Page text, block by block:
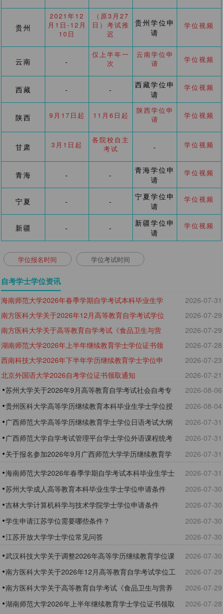
贵州
2021年12
月1日-12月
10日
（原3月27
日）考试推
迟
贵州学位申
请
学位视频
云南 -
仅上半年一
次
云南学位申
请
学位视频
西藏 - -
西藏学位申
请
学位视频
陕西 9月17日起 11月6日起
陕西学位申
请
学位视频
甘肃 3月1日起
各院校自主
考试
- 学位视频
青海 - -
青海学位申
请
学位视频
宁夏 - -
宁夏学位申
请
学位视频
新疆 - -
新疆学位申
请
学位视频
学位报名时间 学位考试时间
自考学士学位资讯
海南师范大学2026年春季学期自学考试本科毕业生学
士学位证书领取通知
2026-07-31
南方医科大学关于2026年12月高等教育自学考试学位
工作的通知
2026-07-29
南方医科大学关于高等教育自学考试《食品卫生与营
养学》专业学位授予问题的特别提醒
2026-07-29
湖南师范大学2026年上半年继续教育学士学位证书领
取通知
2026-07-28
西南科技大学2026年下半年学历继续教育学士学位申
请通知
2026-07-23
北京外国语大学2026自考学位证书领取通知
2026-07-21
苏州大学关于2026年9月高等教育自学考试社会自考专
业本科毕业生学士学位申请的通知
2026-08-06
贵州医科大学高等学历继续教育本科毕业生学士学位授
予工作细则 （2025年修订）
2026-08-04
广西师范大学高等学历继续教育学士学位日语考试大纲
2026-07-31
广西师范大学自学考试管理平台学士学位外语课程统考
报名流程指南
2026-07-31
关于报名参加2026年9月广西师范大学学历继续教育学
士学位外语课程统考的通知
2026-07-31
海南师范大学2026年春季学期自学考试本科毕业生学士
学位证书领取通知
2026-07-31
苏州大学成人高等教育本科毕业生学士学位申请条件
2026-07-30
吉林大学计算机科学与技术学院学士学位申请条件
2026-07-30
学生申请江苏学位需要哪些条件？
2026-07-30
江苏开放大学学士学位常见问答
2026-07-30
武汉科技大学关于调整2026年高等学历继续教育学位课
程考试报考及考试时间的通知
2026-07-30
南方医科大学关于2026年12月高等教育自学考试学位工
作的通知
2026-07-29
南方医科大学关于高等教育自学考试《食品卫生与营养
学》专业学位授予问题的特别提醒
2026-07-29
湖南师范大学2026年上半年继续教育学士学位证书领取
2026-07-28